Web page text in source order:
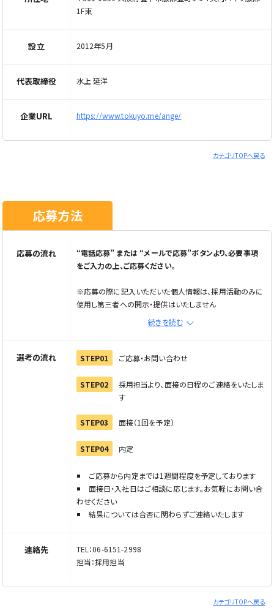
1F東
設立 2012年5月
代表取締役 水上 延洋
企業URL https://www.tokuyo.me/ange/
カテゴリTOPへ戻る
応募方法
応募の流れ
“電話応募” または “メールで応募”ボタンより、必要事項
をご入力の上、ご応募ください。
※応募の際に記入いただいた個人情報は、採用活動のみに
使用し第三者への開示・提供はいたしません
※メール応募の場合は、メールで応募ボタンから応募フォー
ムへ進み情報を入力の上、直接企業へご連絡ください
えください
続きを読む
選考の流れ STEP01 ご応募・お問い合わせ
STEP02
採用担当より、面接の日程のご連絡をいたしま
す
STEP03 面接（1回を予定）
STEP04 内定
ご応募から内定までは1週間程度を予定しております
面接日・入社日はご相談に応じます。お気軽にお問い合
わせください
結果については合否に関わらずご連絡いたします
連絡先
TEL：06-6151-2998
担当：採用担当
カテゴリTOPへ戻る